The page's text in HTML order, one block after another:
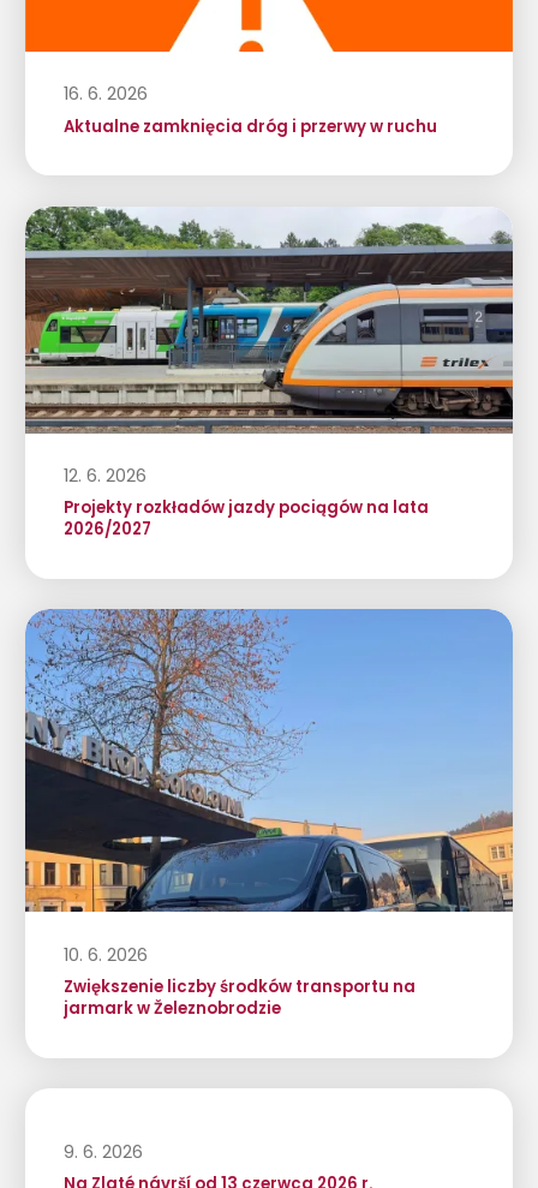
16. 6. 2026
Aktualne zamknięcia dróg i przerwy w ruchu
12. 6. 2026
Projekty rozkładów jazdy pociągów na lata
2026/2027
10. 6. 2026
Zwiększenie liczby środków transportu na
jarmark w Železnobrodzie
9. 6. 2026